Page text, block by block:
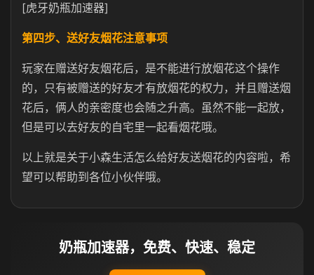
[虎牙奶瓶加速器]
第四步、送好友烟花注意事项
玩家在赠送好友烟花后，是不能进行放烟花这个操作
的，只有被赠送的好友才有放烟花的权力，并且赠送烟
花后，俩人的亲密度也会随之升高。虽然不能一起放，
但是可以去好友的自宅里一起看烟花哦。
以上就是关于小森生活怎么给好友送烟花的内容啦，希
望可以帮助到各位小伙伴哦。
奶瓶加速器，免费、快速、稳定